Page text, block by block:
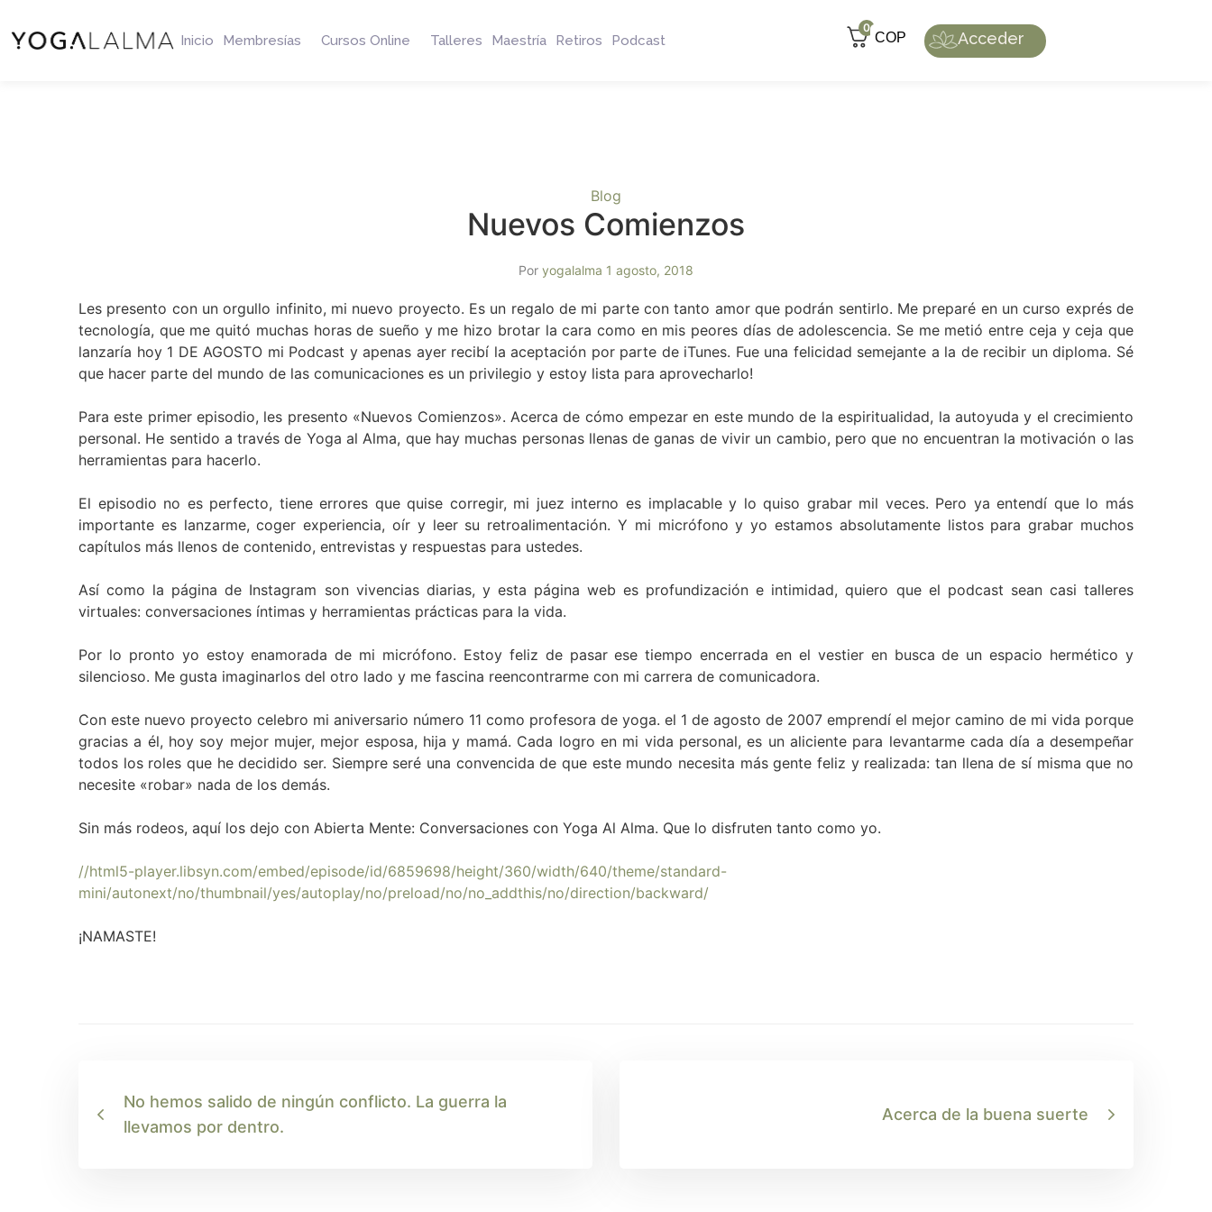
Inicio Membresías Cursos Online Talleres Maestría Retiros Podcast
0
COP Acceder
Blog
Nuevos Comienzos
Por yogalalma 1 agosto, 2018
Les presento con un orgullo infinito, mi nuevo proyecto. Es un regalo de mi parte con tanto amor que podrán sentirlo. Me preparé en un curso exprés de
tecnología, que me quitó muchas horas de sueño y me hizo brotar la cara como en mis peores días de adolescencia. Se me metió entre ceja y ceja que
lanzaría hoy 1 DE AGOSTO mi Podcast y apenas ayer recibí la aceptación por parte de iTunes. Fue una felicidad semejante a la de recibir un diploma. Sé
que hacer parte del mundo de las comunicaciones es un privilegio y estoy lista para aprovecharlo!
Para este primer episodio, les presento «Nuevos Comienzos». Acerca de cómo empezar en este mundo de la espiritualidad, la autoyuda y el crecimiento
personal. He sentido a través de Yoga al Alma, que hay muchas personas llenas de ganas de vivir un cambio, pero que no encuentran la motivación o las
herramientas para hacerlo.
El episodio no es perfecto, tiene errores que quise corregir, mi juez interno es implacable y lo quiso grabar mil veces. Pero ya entendí que lo más
importante es lanzarme, coger experiencia, oír y leer su retroalimentación. Y mi micrófono y yo estamos absolutamente listos para grabar muchos
capítulos más llenos de contenido, entrevistas y respuestas para ustedes.
Así como la página de Instagram son vivencias diarias, y esta página web es profundización e intimidad, quiero que el podcast sean casi talleres
virtuales: conversaciones íntimas y herramientas prácticas para la vida.
Por lo pronto yo estoy enamorada de mi micrófono. Estoy feliz de pasar ese tiempo encerrada en el vestier en busca de un espacio hermético y
silencioso. Me gusta imaginarlos del otro lado y me fascina reencontrarme con mi carrera de comunicadora.
Con este nuevo proyecto celebro mi aniversario número 11 como profesora de yoga. el 1 de agosto de 2007 emprendí el mejor camino de mi vida porque
gracias a él, hoy soy mejor mujer, mejor esposa, hija y mamá. Cada logro en mi vida personal, es un aliciente para levantarme cada día a desempeñar
todos los roles que he decidido ser. Siempre seré una convencida de que este mundo necesita más gente feliz y realizada: tan llena de sí misma que no
necesite «robar» nada de los demás.
Sin más rodeos, aquí los dejo con Abierta Mente: Conversaciones con Yoga Al Alma. Que lo disfruten tanto como yo.
//html5-player.libsyn.com/embed/episode/id/6859698/height/360/width/640/theme/standard-
mini/autonext/no/thumbnail/yes/autoplay/no/preload/no/no_addthis/no/direction/backward/
¡NAMASTE!
No hemos salido de ningún conflicto. La guerra la
llevamos por dentro.
Acerca de la buena suerte